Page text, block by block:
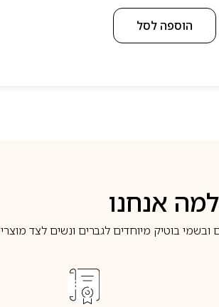
הוספה לסל
למה אנחנו
בוטיק מיוחדים לגברים ונשים לצד מוצרי